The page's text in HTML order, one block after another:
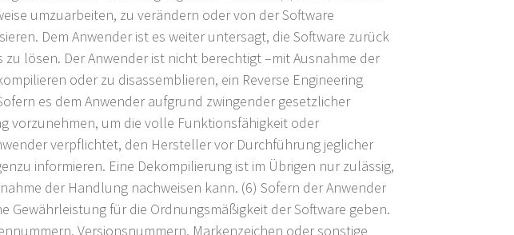
umzuarbeiten, zu verändern oder von der Software
Dem Anwender ist es weiter untersagt, die Software zurück
lösen. Der Anwender ist nicht berechtigt –mit Ausnahme der
oder zu disassemblieren, ein Reverse Engineering
es dem Anwender aufgrund zwingender gesetzlicher
vorzunehmen, um die volle Funktionsfähigkeit oder
verpflichtet, den Hersteller vor Durchführung jeglicher
informieren. Eine Dekompilierung ist im Übrigen nur zulässig,
der Handlung nachweisen kann. (6) Sofern der Anwender
für die Ordnungsmäßigkeit der Software geben.
Versionsnummern, Markenzeichen oder sonstige